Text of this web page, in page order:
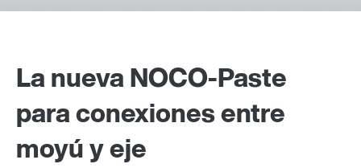
La nueva NOCO-Paste
para conexiones entre
moyú y eje